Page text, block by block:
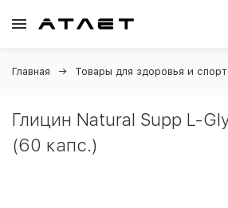
Главная Товары для здоровья и
Глицин Natural Supp L-
(60 капс.)